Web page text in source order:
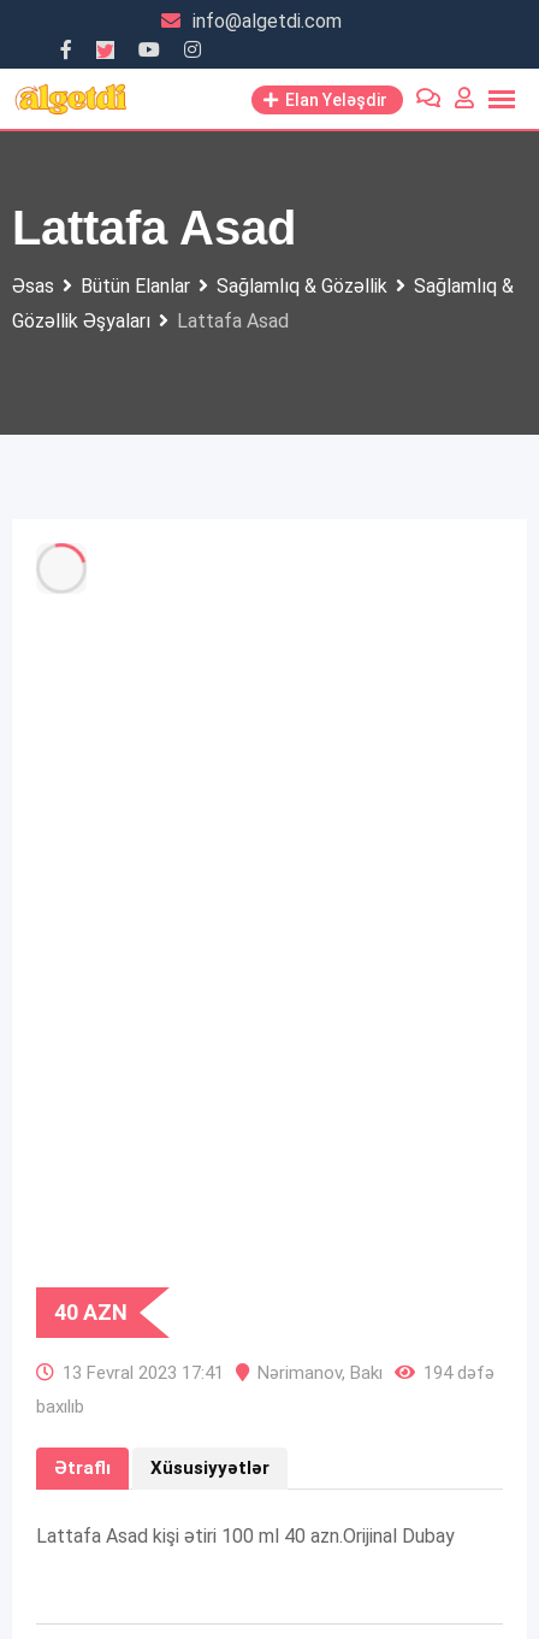
content
info@algetdi.com
Elan Yeləşdir
Lattafa Asad
Əsas Bütün Elanlar Sağlamlıq & Gözəllik
Sağlamlıq &
Gözəllik Əşyaları
Lattafa Asad
40AZN
13 Fevral 2023 17:41 Nərimanov, Bakı
194 dəfə
baxılıb
Ətraflı Xüsusiyyətlər
Lattafa Asad kişi ətiri 100 ml 40 azn.Orijinal Dubay